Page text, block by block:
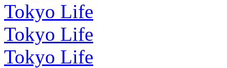
Tokyo Life
Tokyo Life
Tokyo Life